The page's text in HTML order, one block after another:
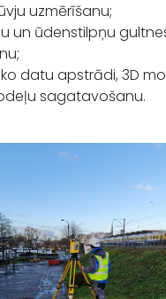
uzmērīšanu;
un ūdenstilpņu
datu apstrādi, 3D
sagatavošanu.